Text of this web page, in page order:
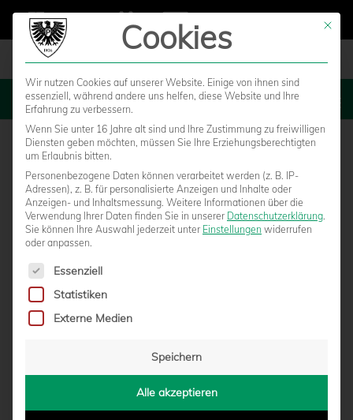
MENU
3:3-UNENTSCHIEDEN IN BRAUNSCHWEIG:
PREUSSEN UM LOHN
vonMoritz Schwegmann|28.04.2019 - 17:28
Mit
Cookies
Wir nutzen Cookies auf unserer Website. Einige von ihnen sind
essenziell, während andere uns helfen, diese Website und Ihre
Erfahrung zu verbessern.
Wenn Sie unter 16 Jahre alt sind und Ihre Zustimmung zu freiwilligen
Diensten geben möchten, müssen Sie Ihre Erziehungsberechtigten
um Erlaubnis bitten.
Personenbezogene Daten können verarbeitet werden (z. B. IP-
Adressen), z. B. für personalisierte Anzeigen und Inhalte oder
Anzeigen- und Inhaltsmessung. Weitere Informationen über die
Verwendung Ihrer Daten finden Sie in unserer Datenschutzerklärung.
Sie können Ihre Auswahl jederzeit unter Einstellungen widerrufen
oder anpassen.
Es folgt eine Liste der Service-Gruppen, für die eine
Essenziell
Statistiken
Externe Medien
Speichern
Alle akzeptieren